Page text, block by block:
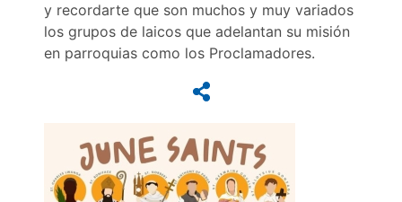
y recordarte que son muchos y muy variados
los grupos de laicos que adelantan su misión
en parroquias como los Proclamadores.